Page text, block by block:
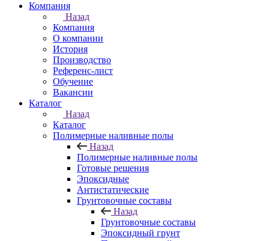
Компания
Назад
Компания
О компании
История
Производство
Референс-лист
Обучение
Вакансии
Каталог
Назад
Каталог
Полимерные наливные полы
Назад
Полимерные наливные полы
Готовые решения
Эпоксидные
Антистатические
Грунтовочные составы
Назад
Грунтовочные составы
Эпоксидный грунт